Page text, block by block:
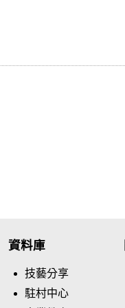
資料庫
技藝分享
駐村中心